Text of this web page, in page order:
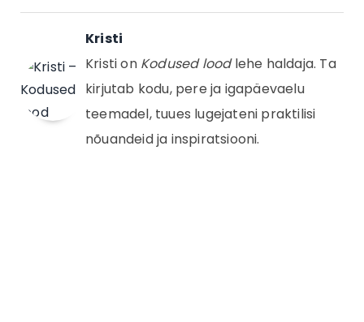
Kristi
Kristi on Kodused loodlehe haldaja. Ta
kirjutab kodu, pere ja igapäevaelu
teemadel, tuues lugejateni praktilisi
nõuandeid ja inspiratsiooni.